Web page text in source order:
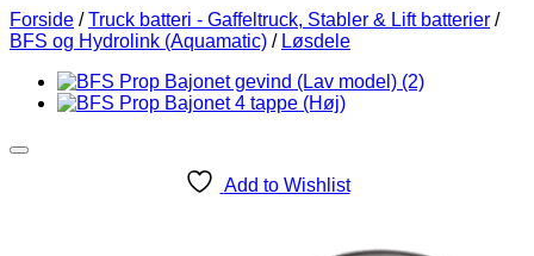
Forside / Truck batteri - Gaffeltruck, Stabler & Lift batterier /
BFS og Hydrolink (Aquamatic) / Løsdele
Add to Wishlist